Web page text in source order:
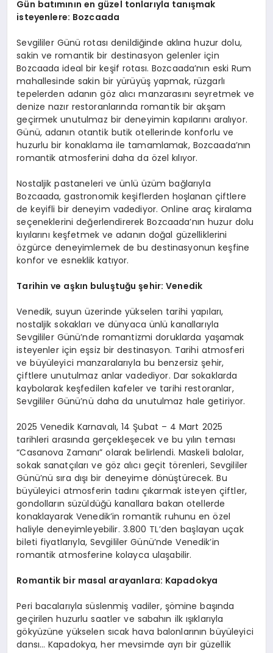
Gün batımının en güzel tonlarıyla tanışmak
isteyenlere: Bozcaada
Sevgililer Günü rotası denildiğinde aklına huzur dolu,
sakin ve romantik bir destinasyon gelenler için
Bozcaada ideal bir keşif rotası. Bozcaada’nın eski Rum
mahallesinde sakin bir yürüyüş yapmak, rüzgarlı
tepelerden adanın göz alıcı manzarasını seyretmek ve
denize nazır restoranlarında romantik bir akşam
geçirmek unutulmaz bir deneyimin kapılarını aralıyor.
Günü, adanın otantik butik otellerinde konforlu ve
huzurlu bir konaklama ile tamamlamak, Bozcaada’nın
romantik atmosferini daha da özel kılıyor.
Nostaljik pastaneleri ve ünlü üzüm bağlarıyla
Bozcaada, gastronomik keşiflerden hoşlanan çiftlere
de keyifli bir deneyim vadediyor. Online araç kiralama
seçeneklerini değerlendirerek Bozcaada’nın huzur dolu
kıyılarını keşfetmek ve adanın doğal güzelliklerini
özgürce deneyimlemek de bu destinasyonun keşfine
konfor ve esneklik katıyor.
Tarihin ve aşkın buluştuğu şehir: Venedik
Venedik, suyun üzerinde yükselen tarihi yapıları,
nostaljik sokakları ve dünyaca ünlü kanallarıyla
Sevgililer Günü’nde romantizmi doruklarda yaşamak
isteyenler için eşsiz bir destinasyon. Tarihi atmosferi
ve büyüleyici manzaralarıyla bu benzersiz şehir,
çiftlere unutulmaz anlar vadediyor. Dar sokaklarda
kaybolarak keşfedilen kafeler ve tarihi restoranlar,
Sevgililer Günü’nü daha da unutulmaz hale getiriyor.
2025 Venedik Karnavalı, 14 Şubat – 4 Mart 2025
tarihleri arasında gerçekleşecek ve bu yılın teması
“Casanova Zamanı” olarak belirlendi. Maskeli balolar,
sokak sanatçıları ve göz alıcı geçit törenleri, Sevgililer
Günü’nü sıra dışı bir deneyime dönüştürecek. Bu
büyüleyici atmosferin tadını çıkarmak isteyen çiftler,
gondolların süzüldüğü kanallara bakan otellerde
konaklayarak Venedik’in romantik ruhunu en özel
haliyle deneyimleyebilir. 3.800 TL’den başlayan uçak
bileti fiyatlarıyla, Sevgililer Günü’nde Venedik’in
romantik atmosferine kolayca ulaşabilir.
Romantik bir masal arayanlara: Kapadokya
Peri bacalarıyla süslenmiş vadiler, şömine başında
geçirilen huzurlu saatler ve sabahın ilk ışıklarıyla
gökyüzüne yükselen sıcak hava balonlarının büyüleyici
dansı… Kapadokya, her mevsimde ayrı bir güzellik